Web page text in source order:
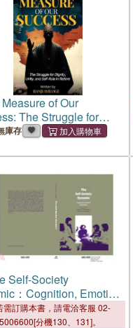
of Our
The Struggle for
Unity, and Self-Rule in
庫存
Self-Society
：Cognition, Emotion
需訂購本書，請電洽客服 02-
分機130、131]。